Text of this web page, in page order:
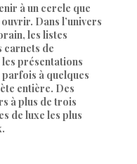
à un cercle que
Dans l’univers
les listes
carnets de
les présentations
à quelques
entière. Des
à plus de trois
de luxe les plus